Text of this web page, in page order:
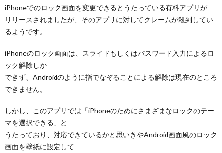
iPhoneでのロック画面を変更できるとうたっている有料アプリが
リリースされましたが、そのアプリに対してクレームが殺到してい
るようです。
iPhoneのロック画面は、スライドもしくはパスワード入力によるロ
ック解除しか
できず、Androidのように指でなぞることによる解除は現在のところ
できません。
しかし、このアプリでは「iPhoneのためにさまざまなロックのテー
マを選択できる」と
うたっており、対応できているかと思いきやAndroid画面風のロック
画面を壁紙に設定して